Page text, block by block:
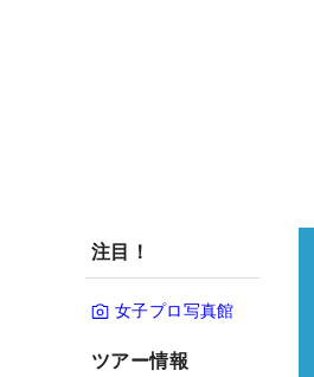
注目！
女子プロ写真館
ツアー情報